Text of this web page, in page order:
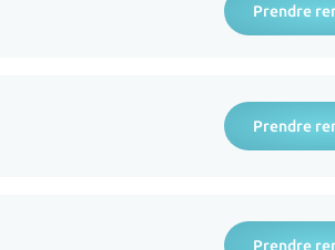
Prendre
Prendre
Prendre